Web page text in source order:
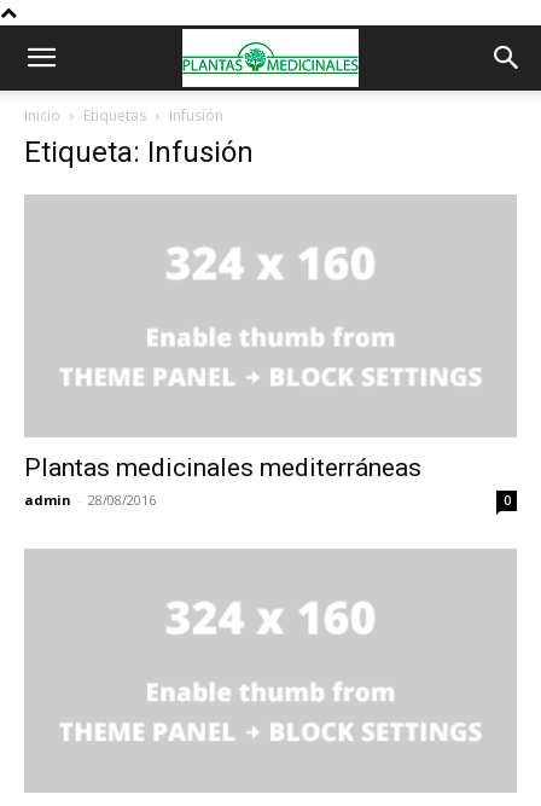
Inicio Etiquetas Infusión
Etiqueta: Infusión
Plantas medicinales mediterráneas
admin - 28/08/2016 0